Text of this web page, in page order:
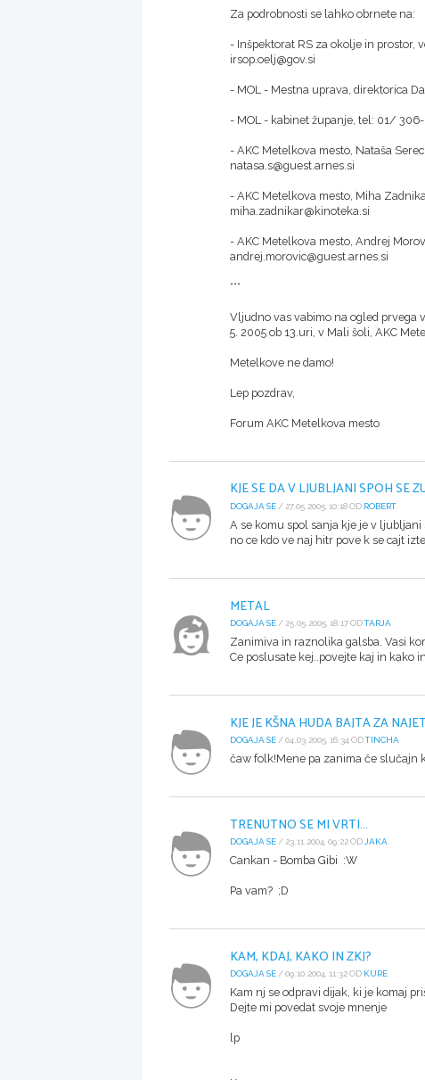
Za podrobnosti se lahko obrnete na:
- Inšpektorat RS za okolje in prostor,
irsop.oelj@gov.si
- MOL - Mestna uprava, direktorica
- MOL - kabinet županje, tel: 01/
- AKC Metelkova mesto, Nataša
natasa.s@guest.arnes.si
- AKC Metelkova mesto, Miha
miha.zadnikar@kinoteka.si
- AKC Metelkova mesto, Andrej
andrej.morovic@guest.arnes.si
***
Vljudno vas vabimo na ogled prvega
5. 2005 ob 13.uri, v Mali šoli, AKC
Metelkove ne damo!
Lep pozdrav,
Forum AKC Metelkova mesto
KJE SE DA V LJUBLJANI SPOH SE
DOGAJA SE / 27.05.2005, 10:18 OD ROBERT
A se komu spol sanja kje je v ljubljani
no ce kdo ve naj hitr pove k se cajt
METAL
DOGAJA SE / 25.05.2005, 18:17 ODTARJA
Zanimiva in raznolika galsba. Vasi
Ce poslusate kej..povejte kaj in kako
KJE JE KŠNA HUDA BAJTA ZA
DOGAJA SE / 04.03.2005, 16:34 ODTINCHA
čaw folk!Mene pa zanima če slučajn
TRENUTNO SE MI VRTI...
DOGAJA SE / 23.11.2004, 09:22 OD JAKA
Cankan - Bomba Gibi :W
Pa vam? ;D
KAM, KDAJ, KAKO IN ZKJ?
DOGAJA SE / 09.10.2004, 11:32 OD KURE
Kam nj se odpravi dijak, ki je komaj
Dejte mi povedat svoje mnenje
lp